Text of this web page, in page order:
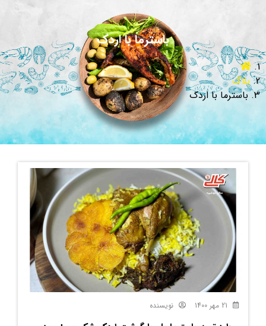
باسترما با اردک
بلاگ
باسترما با اردک
نویسنده